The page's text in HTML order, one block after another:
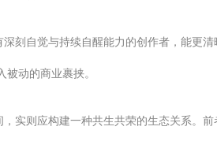
刻自觉与持续自醒能力的创作者，能更
动的商业裹挟。
实则应构建一种共生共荣的生态关系。